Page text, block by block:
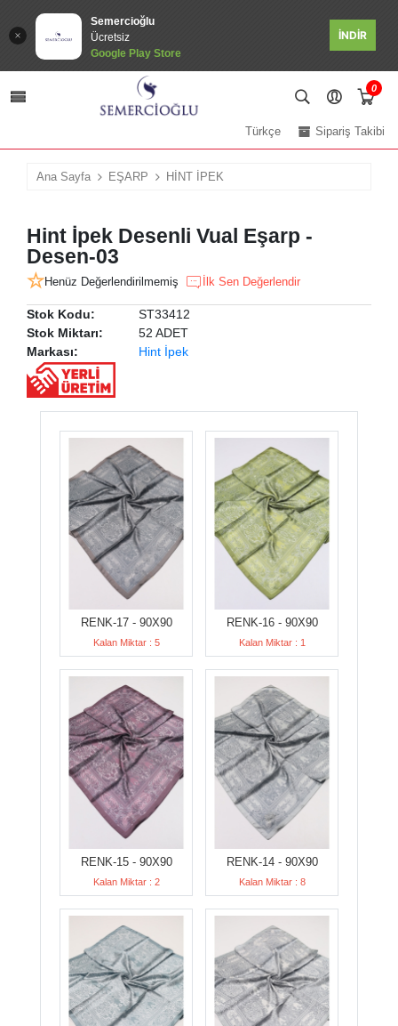
Semercioğlu
Ücretsiz
Google Play Store
İNDİR
0
Sipariş Takibi
Türkçe
Ana Sayfa EŞARP HİNT İPEK
Hint İpek Desenli Vual Eşarp -
Desen-03
Henüz Değerlendirilmemiş İlk Sen Değerlendir
Stok Kodu:
ST33412
Stok Miktarı:
52 ADET
Markası:
Hint İpek
RENK-17 - 90X90
Kalan Miktar : 5
RENK-16 - 90X90
Kalan Miktar : 1
RENK-15 - 90X90
Kalan Miktar : 2
RENK-14 - 90X90
Kalan Miktar : 8